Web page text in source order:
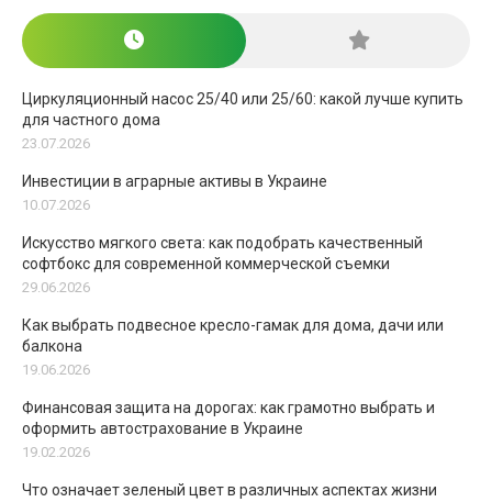
Циркуляционный насос 25/40 или 25/60: какой лучше купить
для частного дома
23.07.2026
Инвестиции в аграрные активы в Украине
10.07.2026
Искусство мягкого света: как подобрать качественный
софтбокс для современной коммерческой съемки
29.06.2026
Как выбрать подвесное кресло-гамак для дома, дачи или
балкона
19.06.2026
Финансовая защита на дорогах: как грамотно выбрать и
оформить автострахование в Украине
19.02.2026
Что означает зеленый цвет в различных аспектах жизни